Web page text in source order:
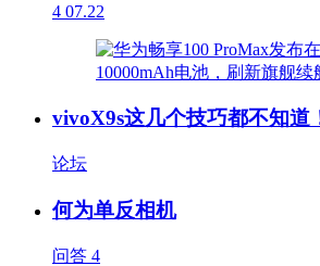
4 07.22
vivoX9s这几个技巧都不知道
论坛
何为单反相机
问答 4